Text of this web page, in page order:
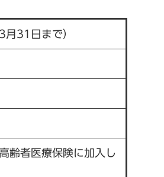
31日まで）
齢者医療保険に加入し